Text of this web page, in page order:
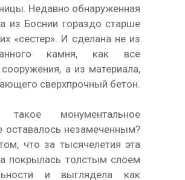
Недавно обнаруженная
из Боснии гораздо старше
«сестер». И сделана не из
камня, как все
а из материала,
сверхпрочный бетон.
такое монументальное
оставалось незамеченным?
что за тысячелетия эта
покрылась толстым слоем
и выглядела как